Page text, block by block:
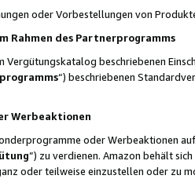
oder Vorbestellungen von
Rahmen des Partnerprogramms
Vergütungskatalog beschriebenen
“) beschriebenen
Werbeaktionen
oder Werbeaktionen
”) zu verdienen. Amazon behält
oder teilweise einzustellen oder zu